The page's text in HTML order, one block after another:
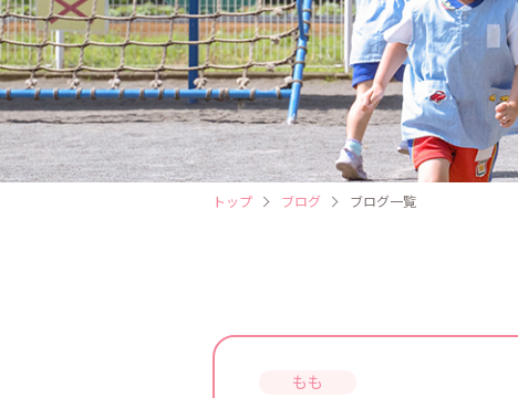
トップ ブログ ブログ一覧